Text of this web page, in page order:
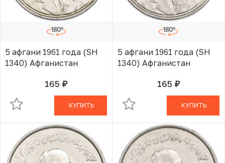
5 афгани 1961 года (SH
1340) Афганистан
165 руб.В КОРЗИНЕ
КУПИТЬ
5 афгани 1961 года (SH
1340) Афганистан
165 руб.В КОРЗИНЕ
КУПИТЬ